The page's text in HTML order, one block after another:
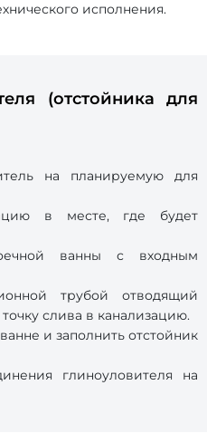
исполнения.
(отстойника для
на планируемую для
в месте, где будет
ванны с входным
трубой отводящий
слива в канализацию.
и заполнить отстойник
глиноуловителя на